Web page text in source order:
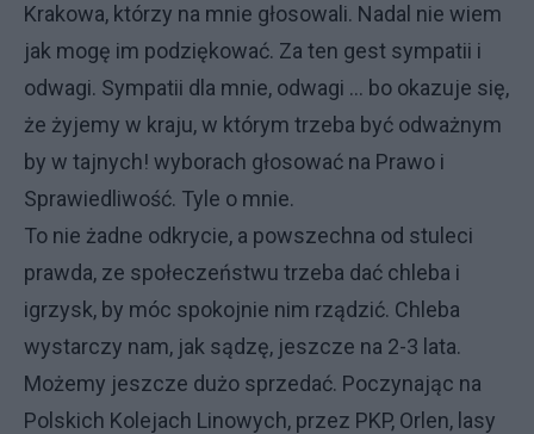
Krakowa, którzy na mnie głosowali. Nadal nie wiem
jak mogę im podziękować. Za ten gest sympatii i
odwagi. Sympatii dla mnie, odwagi … bo okazuje się,
że żyjemy w kraju, w którym trzeba być odważnym
by w tajnych! wyborach głosować na Prawo i
Sprawiedliwość. Tyle o mnie.
To nie żadne odkrycie, a powszechna od stuleci
prawda, ze społeczeństwu trzeba dać chleba i
igrzysk, by móc spokojnie nim rządzić. Chleba
wystarczy nam, jak sądzę, jeszcze na 2-3 lata.
Możemy jeszcze dużo sprzedać. Poczynając na
Polskich Kolejach Linowych, przez PKP, Orlen, lasy